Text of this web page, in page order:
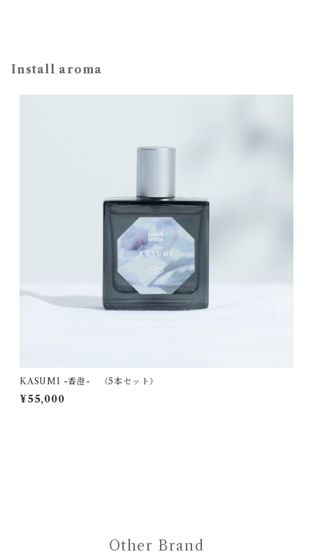
Install aroma
KASUMI -香澄- （5本セット）
¥55,000
Other Brand